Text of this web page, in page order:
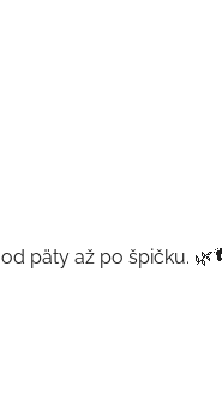
od päty až po špičku.